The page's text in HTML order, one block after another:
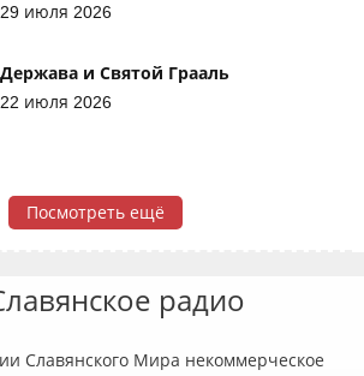
29 июля 2026
Держава и Святой Грааль
22 июля 2026
Посмотреть ещё
радио
Славянского Мира некоммерческое